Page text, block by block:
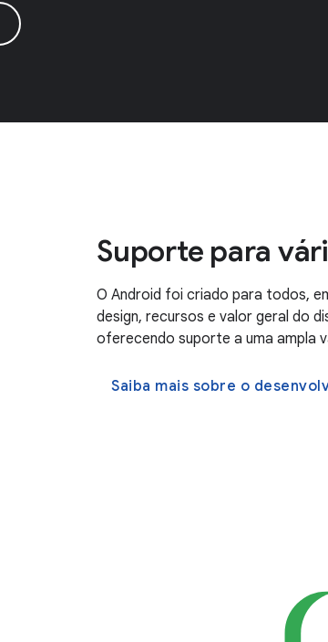
Suporte para
O Android foi criado para todos,
design, recursos e valor geral do
oferecendo suporte a uma ampla
Saiba mais sobre o